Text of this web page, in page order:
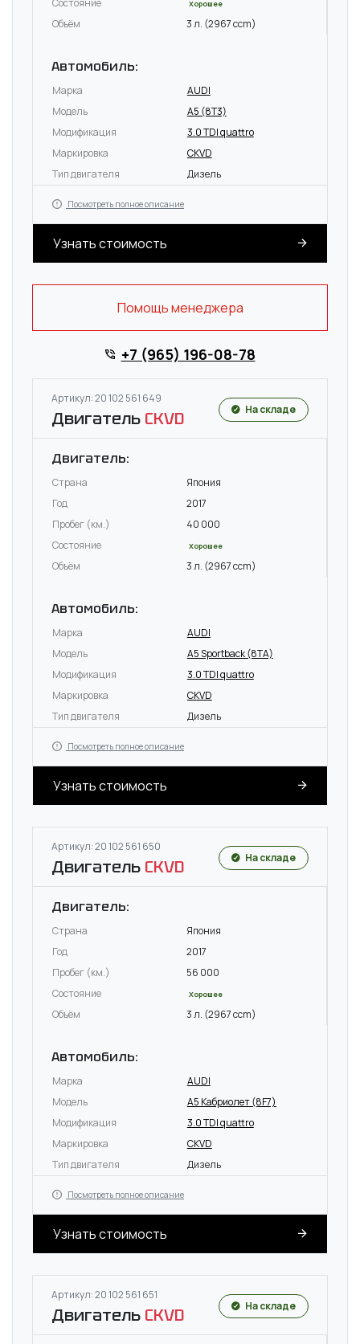
Состояние Хорошее
Объём 3 л. (2967 ccm)
Автомобиль:
Марка
AUDI
Модель
A5 (8T3)
Модификация
3.0 TDI quattro
Маркировка
CKVD
Тип двигателя
Дизель
Посмотреть полное описание
Узнать стоимость
Помощь менеджера
+7 (965) 196-08-78
Артикул: 20 102 561 649
Двигатель CKVD На складе
Двигатель:
Страна
Япония
Год
2017
Пробег (км.)
40 000
Состояние
Хорошее
Объём 3 л. (2967 ccm)
Автомобиль:
Марка
AUDI
Модель
A5 Sportback (8TA)
Модификация
3.0 TDI quattro
Маркировка
CKVD
Тип двигателя
Дизель
Посмотреть полное описание
Узнать стоимость
Артикул: 20 102 561 650
Двигатель CKVD На складе
Двигатель:
Страна
Япония
Год
2017
Пробег (км.)
56 000
Состояние
Хорошее
Объём 3 л. (2967 ccm)
Автомобиль:
Марка
AUDI
Модель
A5 Кабриолет (8F7)
Модификация
3.0 TDI quattro
Маркировка
CKVD
Тип двигателя
Дизель
Посмотреть полное описание
Узнать стоимость
Артикул: 20 102 561 651
Двигатель CKVD На складе